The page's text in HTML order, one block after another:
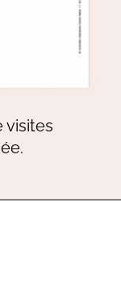
visites